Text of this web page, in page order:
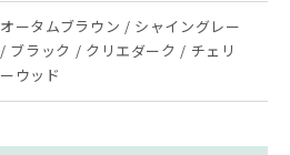
オータムブラウン / シャイングレー
/ ブラック / クリエダーク / チェリ
ーウッド